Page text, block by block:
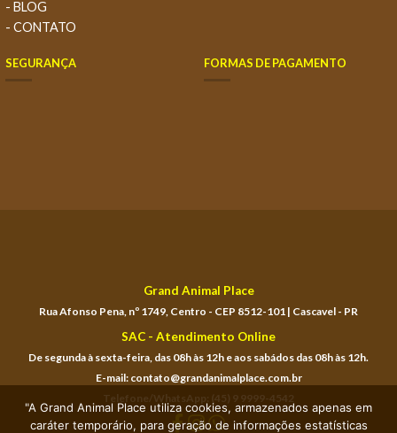
- BLOG
- CONTATO
SEGURANÇA FORMAS DE PAGAMENTO
Grand Animal Place
Rua Afonso Pena, nº 1749, Centro - CEP 8512-101 | Cascavel - PR
SAC - Atendimento Online
De segunda à sexta-feira, das 08h às 12h e aos sabádos das 08h às 12h.
E-mail: contato@grandanimalplace.com.br
Telefone/WhatsApp: (45) 9 9999-4542
"A Grand Animal Place utiliza cookies, armazenados apenas em
caráter temporário, para geração de informações estatísticas